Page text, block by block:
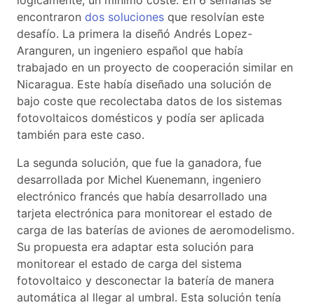
encontraron dos soluciones que resolvían este
desafío. La primera la diseñó Andrés Lopez-
Aranguren, un ingeniero español que había
trabajado en un proyecto de cooperación similar en
Nicaragua. Este había diseñado una solución de
bajo coste que recolectaba datos de los sistemas
fotovoltaicos domésticos y podía ser aplicada
también para este caso.
La segunda solución, que fue la ganadora, fue
desarrollada por Michel Kuenemann, ingeniero
electrónico francés que había desarrollado una
tarjeta electrónica para monitorear el estado de
carga de las baterías de aviones de aeromodelismo.
Su propuesta era adaptar esta solución para
monitorear el estado de carga del sistema
fotovoltaico y desconectar la batería de manera
automática al llegar al umbral. Esta solución tenía